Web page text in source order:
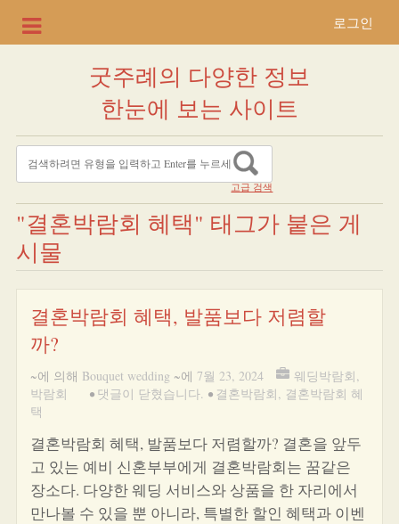
로그인
굿주례의 다양한 정보
한눈에 보는 사이트
고급 검색
"결혼박람회 혜택" 태그가 붙은 게
시물
결혼박람회 혜택, 발품보다 저렴할
까?
~에 의해 Bouquet wedding ~에 7월 23, 2024 웨딩박람회,
박람회
• 댓글이 닫혔습니다. • 결혼박람회, 결혼박람회 혜
택
결혼박람회 혜택, 발품보다 저렴할까? 결혼을 앞두
고 있는 예비 신혼부부에게 결혼박람회는 꿈같은
장소다. 다양한 웨딩 서비스와 상품을 한 자리에서
만나볼 수 있을 뿐 아니라, 특별한 할인 혜택과 이벤